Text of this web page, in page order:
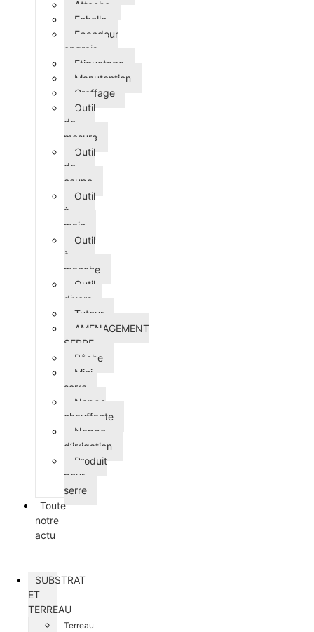
Attache
Echelle
Epandeur
engrais
Etiquetage
Manutention
Greffage
Outil
de
mesure
Outil
de
coupe
Outil
à
main
Outil
à
manche
Outil
divers
Tuteur
AMENAGEMENT
SERRE
Bâche
Mini-
serre
Nappe
chauffante
Nappe
d’irrigation
Produit
pour
serre
Toute
notre
actu
SUBSTRAT
ET
TERREAU
Terreau